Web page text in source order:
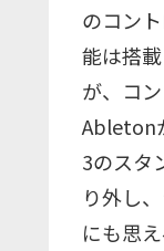
のコン
能は搭
が、コ
Ableton
3のスタ
り外し
にも思